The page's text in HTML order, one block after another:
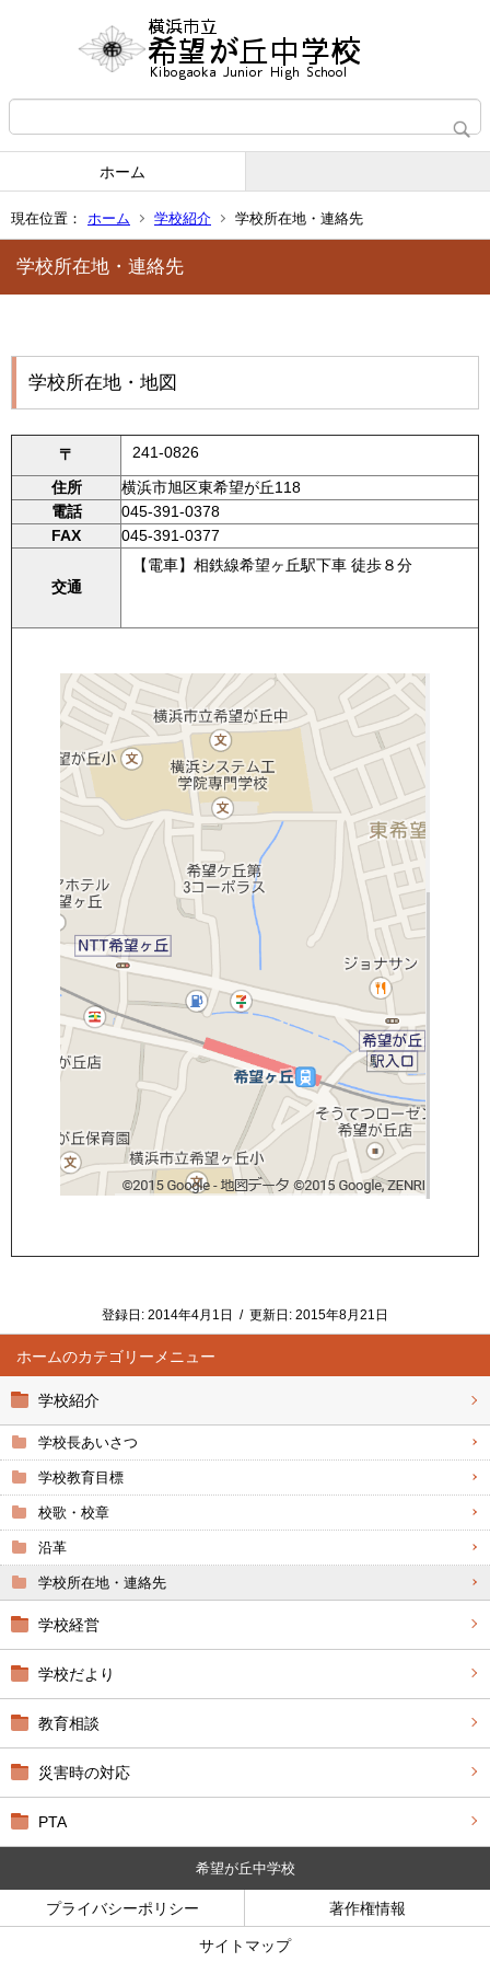
ホーム
現在位置： ホーム 学校紹介 学校所在地・連絡先
ホーム
学校紹介
学校長あいさつ
学校教育目標
校歌・校章
沿革
学校所在地・連絡先
学校経営
学校だより
教育相談
災害時の対応
PTA
学校所在地・連絡先
学校所在地・地図
〒
241-0826
住所
横浜市旭区東希望が丘118
電話
045-391-0378
FAX
045-391-0377
交通
【電車】相鉄線希望ヶ丘駅下車 徒歩８分
登録日: 2014年4月1日 / 更新日: 2015年8月21日
希望が丘中学校
プライバシーポリシー 著作権情報
サイトマップ